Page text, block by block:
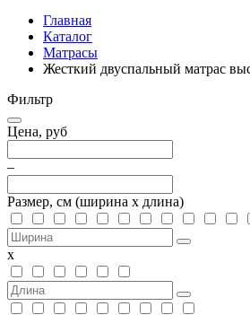
Главная
Каталог
Матрасы
Жесткий двуспальный матрас
Фильтр
Цена, руб
–
Размер, см (ширина х длина)
х